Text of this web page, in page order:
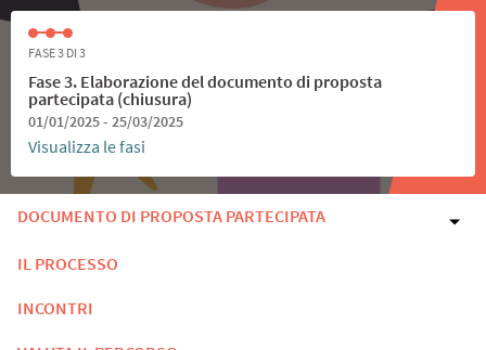
FASE 3 DI 3
Fase 3. Elaborazione del documento di proposta
partecipata (chiusura)
01/01/2025 - 25/03/2025
Visualizza le fasi
DOCUMENTO DI PROPOSTA PARTECIPATA
IL PROCESSO
INCONTRI